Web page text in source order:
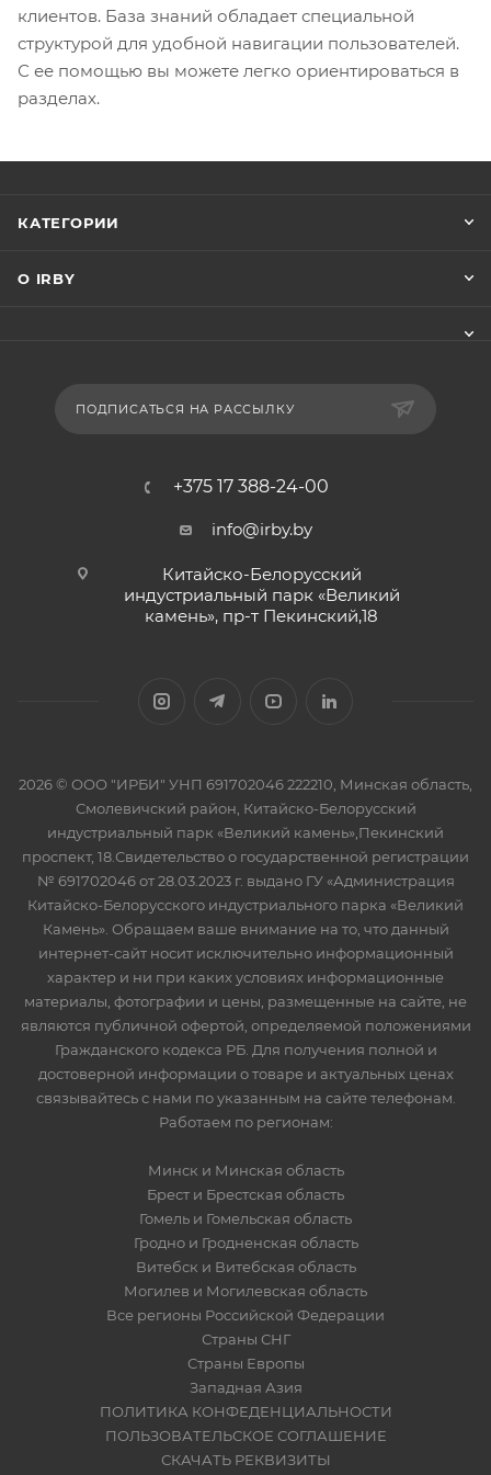
клиентов. База знаний обладает специальной
структурой для удобной навигации пользователей.
С ее помощью вы можете легко ориентироваться в
разделах.
КАТЕГОРИИ
О IRBY
ПОДПИСАТЬСЯ НА РАССЫЛКУ
+375 17 388-24-00
info@irby.by
Китайско-Белорусский
индустриальный парк «Великий
камень», пр-т Пекинский,18
2026 © ООО "ИРБИ" УНП 691702046 222210, Минская область,
Смолевичский район, Китайско-Белорусский
индустриальный парк «Великий камень»,Пекинский
проспект, 18.Свидетельство о государственной регистрации
№ 691702046 от 28.03.2023 г. выдано ГУ «Администрация
Китайско-Белорусского индустриального парка «Великий
Камень». Обращаем ваше внимание на то, что данный
интернет-сайт носит исключительно информационный
характер и ни при каких условиях информационные
материалы, фотографии и цены, размещенные на сайте, не
являются публичной офертой, определяемой положениями
Гражданского кодекса РБ. Для получения полной и
достоверной информации о товаре и актуальных ценах
связывайтесь с нами по указанным на сайте телефонам.
Работаем по регионам:
Минск и Минская область
Брест и Брестская область
Гомель и Гомельская область
Гродно и Гродненская область
Витебск и Витебская область
Могилев и Могилевская область
Все регионы Российской Федерации
Страны СНГ
Страны Европы
Западная Азия
ПОЛИТИКА КОНФЕДЕНЦИАЛЬНОСТИ
ПОЛЬЗОВАТЕЛЬСКОЕ СОГЛАШЕНИЕ
СКАЧАТЬ РЕКВИЗИТЫ